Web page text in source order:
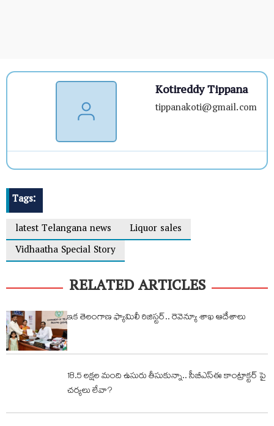
Kotireddy Tippana
tippanakoti@gmail.com
Tags:
latest Telangana news
Liquor sales
Vidhaatha Special Story
RELATED ARTICLES
ఇక తెలంగాణ ఫ్యామిలీ రిజిస్టర్‌.. రెవెన్యూ శాఖ ఆదేశాలు
18.5 లక్షల మంది ఉసురు తీసుకున్నా.. సీబీఎస్ఈ కాంట్రాక్టర్ పై
చర్యలు లేవా?